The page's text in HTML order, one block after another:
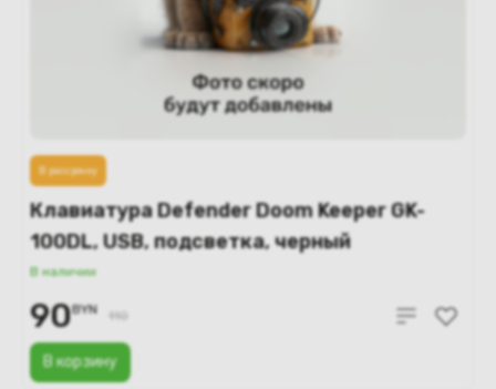
Клавиатура Defender Doom Keeper GK-
100DL, USB, подсветка, черный
В наличии
В корзину
В рассрочку
90BYN 110